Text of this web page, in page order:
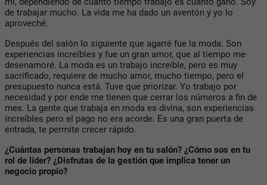
de trabajar mucho. La vida me ha dado un aventón y yo lo
aproveché.
Después del salón lo siguiente que agarré fue la moda. Son
experiencias increíbles y fue un gran amor, que al tiempo me
desenamoré. La moda es un trabajo increíble, pero es muy
sacrificado, requiere de mucho amor, mucho tiempo, pero el
presupuesto nunca está. Tuve que priorizar. Yo trabajo por
necesidad y por ende me tienen que cerrar los números a fin de
mes. La gente que trabaja en moda es divina, son experiencias
increíbles pero el pago no era acorde. Es una gran puerta de
entrada, te permite crecer rápido.
¿Cuántas personas trabajan hoy en tu salón? ¿Cómo sos en tu
rol de líder? ¿Disfrutas de la gestión que implica tener un
negocio propio?